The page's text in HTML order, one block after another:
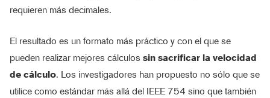
requieren más decimales.
El resultado es un formato más práctico y con el que se
pueden realizar mejores cálculos sin sacrificar la velocidad
de cálculo. Los investigadores han propuesto no sólo que se
utilice como estándar más allá del IEEE 754 sino que también